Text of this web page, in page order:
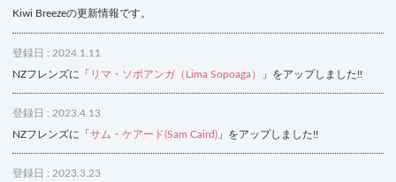
Kiwi Breezeの更新情報です。
登録日 : 2024.1.11
NZフレンズに「 リマ・ソポアンガ（Lima Sopoaga） 」をアップしました!!
登録日 : 2023.4.13
NZフレンズに「 サム・ケアード(Sam Caird) 」をアップしました!!
登録日 : 2023.3.23